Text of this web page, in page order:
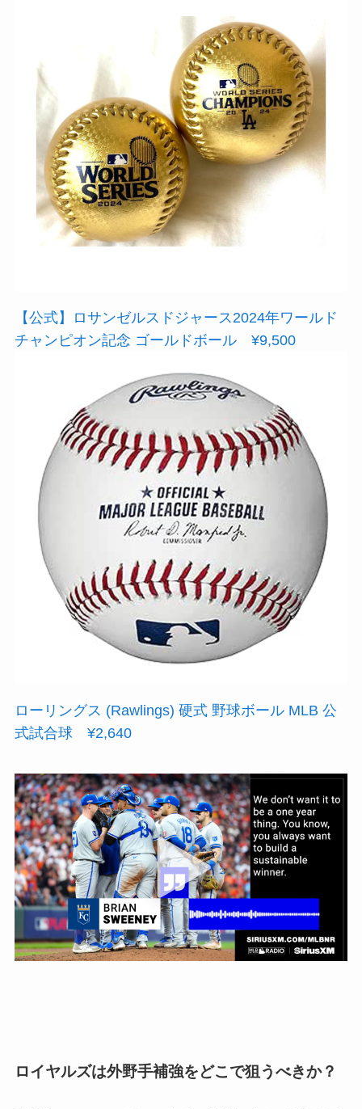
【公式】ロサンゼルスドジャース2024年ワールド
チャンピオン記念 ゴールドボール ¥9,500
ローリングス (Rawlings) 硬式 野球ボール MLB 公
式試合球 ¥2,640
ロイヤルズは外野手補強をどこで狙うべきか？